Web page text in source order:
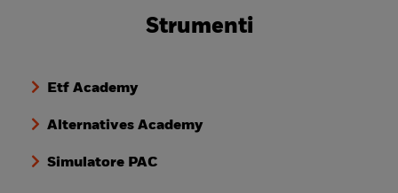
Strumenti
Etf Academy
Alternatives Academy
Simulatore PAC